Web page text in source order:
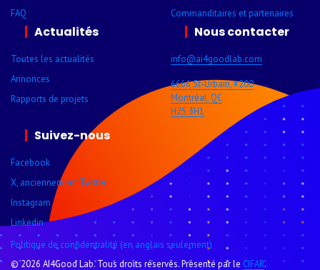
FAQ
Comman­ditaires et parte­naires
Actualités
Toutes les actualités
Annonces
Rapports de projets
Nous contacter
info@ai4goodlab­.com
6666 St-Urbain, #200
Montréal, QC
H2S 3H1
Suivez-nous
Facebook
X, anciennement Twitter
Instagram
Linkedin
Politique de confidentialité (en anglais seulement)
© 2026 AI4Good Lab. Tous droits réservés. Présenté par le CIFAR.